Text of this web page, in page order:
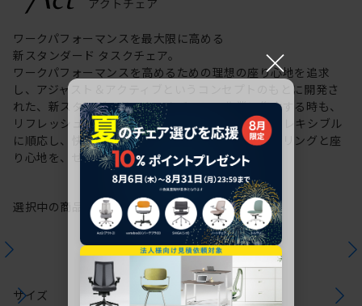
ワークパフォーマンスを最大限に高める
新スタンダード タスクチェア。
ワークパフォーマンスを高めるための理想の座り心地を追求
し、アジャスト＆アクティブというコンセプトのもとに開発さ
れた、新スタンダードのタスクチェア。作業に集中する時も、
リフレッシュする時も、座る姿勢や身体の動きにフレキシブル
に順応し、快適にサポートします。新感覚のスタイリングと座
り心地を、ぜひご体感ください。
選択中の商品情報保証注意事項
サイズ
×